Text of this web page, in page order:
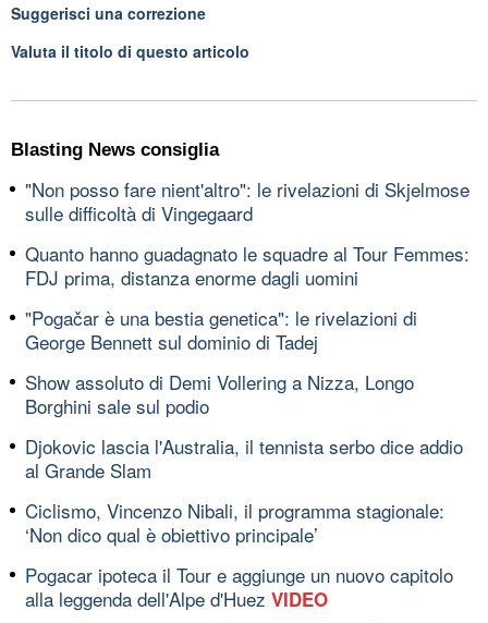
Suggerisci una correzione
Valuta il titolo di questo articolo
Blasting News consiglia
"Non posso fare nient'altro": le rivelazioni di Skjelmose
sulle difficoltà di Vingegaard
Quanto hanno guadagnato le squadre al Tour Femmes:
FDJ prima, distanza enorme dagli uomini
"Pogačar è una bestia genetica": le rivelazioni di
George Bennett sul dominio di Tadej
Show assoluto di Demi Vollering a Nizza, Longo
Borghini sale sul podio
Djokovic lascia l'Australia, il tennista serbo dice addio
al Grande Slam
Ciclismo, Vincenzo Nibali, il programma stagionale:
‘Non dico qual è obiettivo principale’
Pogacar ipoteca il Tour e aggiunge un nuovo capitolo
alla leggenda dell'Alpe d'Huez VIDEO